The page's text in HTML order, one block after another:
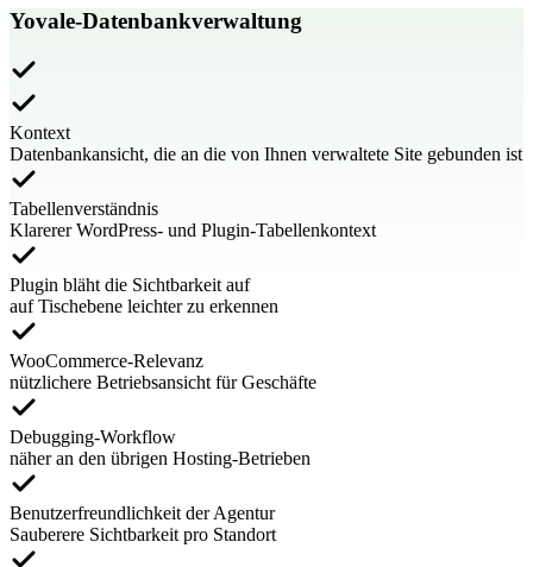
Yovale-Datenbankverwaltung
Kontext
Datenbankansicht, die an die von Ihnen verwaltete Site gebunden ist
Tabellenverständnis
Klarerer WordPress- und Plugin-Tabellenkontext
Plugin bläht die Sichtbarkeit auf
auf Tischebene leichter zu erkennen
WooCommerce-Relevanz
nützlichere Betriebsansicht für Geschäfte
Debugging-Workflow
näher an den übrigen Hosting-Betrieben
Benutzerfreundlichkeit der Agentur
Sauberere Sichtbarkeit pro Standort